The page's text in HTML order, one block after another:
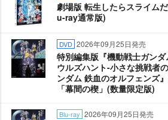
劇場版 転生したらスライム
u-ray通常版)
DVD 2026年09月25日発売
特別編集版『機動戦士ガン
ウルズハント-小さな挑戦者
ンダム 鉄血のオルフェンズ
「幕間の楔」(数量限定版)
Blu-ray 2026年09月25日発売